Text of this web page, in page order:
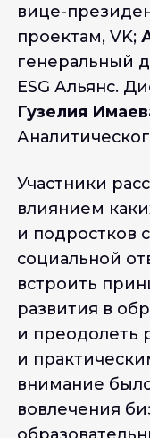
вице-
проектам, VK;
генеральный
ESG Альянс.
Гузелия
Участники
влиянием
и подростков
социальной
встроить
развития в
и преодолеть
и
внимание
вовлечения